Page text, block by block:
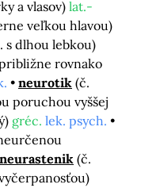
a vlasov) lat.-
veľkou hlavou)
s dlhou lebkou)
rovnako
neurotik (č.
poruchou vyššej
gréc. lek. psych.
neurastenik (č.